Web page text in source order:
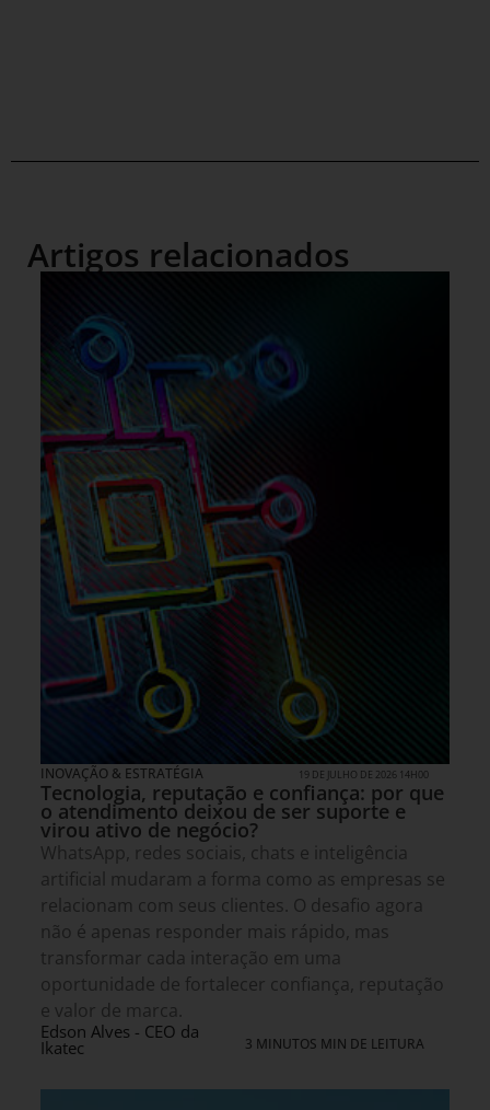
Artigos relacionados
INOVAÇÃO & ESTRATÉGIA 19 DE JULHO DE 2026 14H00
Tecnologia, reputação e confiança: por que
o atendimento deixou de ser suporte e
virou ativo de negócio?
WhatsApp, redes sociais, chats e inteligência
artificial mudaram a forma como as empresas se
relacionam com seus clientes. O desafio agora
não é apenas responder mais rápido, mas
transformar cada interação em uma
oportunidade de fortalecer confiança, reputação
e valor de marca.
Edson Alves - CEO da
Ikatec 3 MINUTOS MIN DE LEITURA